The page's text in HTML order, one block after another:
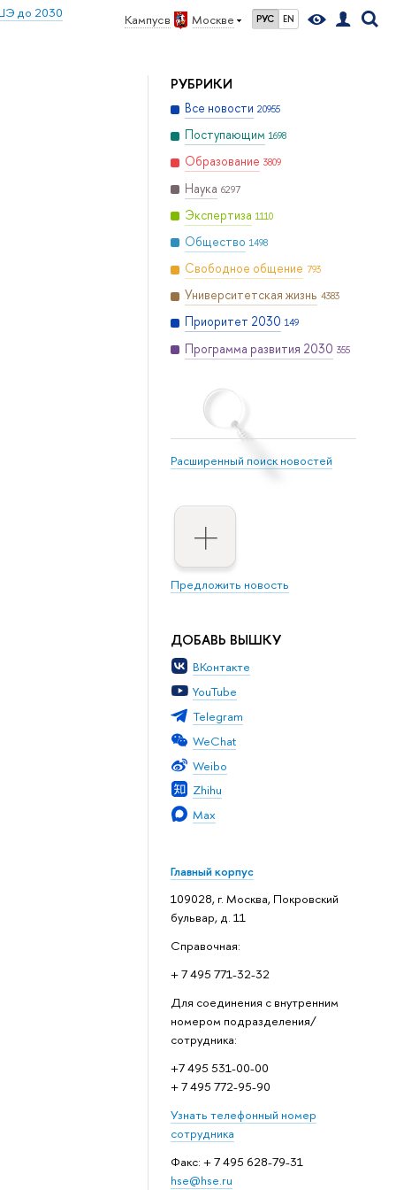
Кампус в Москве РУС EN
до 2030
РУБРИКИ
Все новости 20955
Поступающим 1698
Образование 3809
Наука 6297
Экспертиза 1110
Общество 1498
Свободное общение 793
Университетская жизнь 4383
Приоритет 2030 149
Программа развития 2030 355
Расширенный поиск новостей
Предложить новость
ДОБАВЬ ВЫШКУ
ВКонтакте
YouTube
Telegram
WeChat
Weibo
Zhihu
Max
Главный корпус
109028, г. Москва, Покровский
бульвар, д. 11
Справочная:
+ 7 495 771-32-32
Для соединения с внутренним
номером подразделения/
сотрудника:
+7 495 531-00-00
+ 7 495 772-95-90
Узнать телефонный номер
сотрудника
Факс: + 7 495 628-79-31
hse@hse.ru